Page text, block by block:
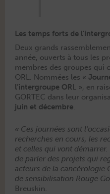
Les temps forts de
Deux grands
année, ouverts à tous les
mem­bres des groupes qui
ORL. Nom­mées les «
l’intergroupe ORL », en
GORTEC dans leur
juin et décem­bre
« Ces journées sont
recherch­es en cours, les
et celles qui vont démar­rer.
de par­ler des pro­jets qui
acteurs de la can­cérolo­gie
de sen­si­bil­i­sa­tion Rouge
Breuskin.